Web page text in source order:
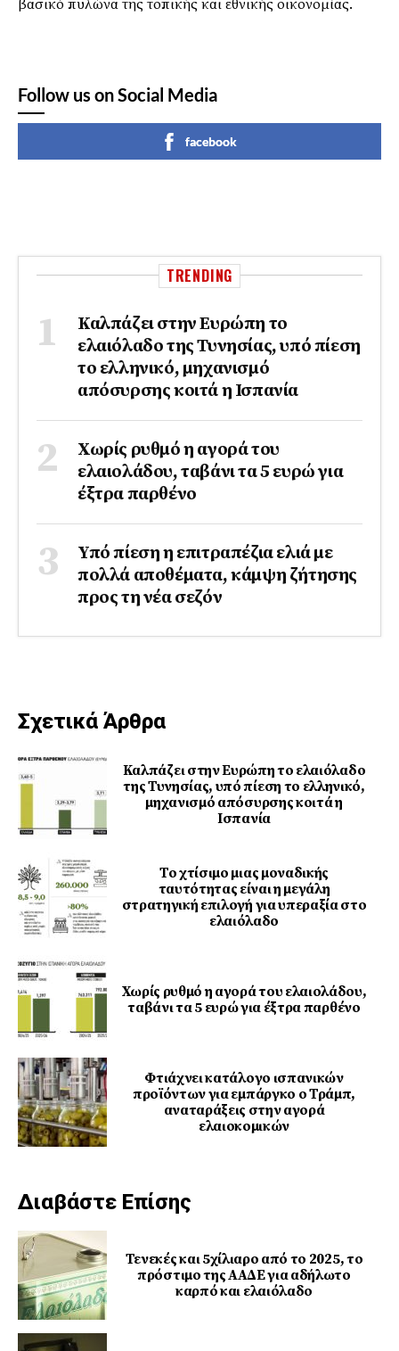
βασικό πυλώνα της τοπικής και εθνικής οικονομίας.
Follow us on Social Media
facebook
TRENDING
Καλπάζει στην Ευρώπη το
ελαιόλαδο της Τυνησίας, υπό πίεση
το ελληνικό, μηχανισμό
απόσυρσης κοιτά η Ισπανία
Χωρίς ρυθμό η αγορά του
ελαιολάδου, ταβάνι τα 5 ευρώ για
έξτρα παρθένο
Υπό πίεση η επιτραπέζια ελιά με
πολλά αποθέματα, κάμψη ζήτησης
προς τη νέα σεζόν
Σχετικά Άρθρα
Καλπάζει στην Ευρώπη το ελαιόλαδο
της Τυνησίας, υπό πίεση το ελληνικό,
μηχανισμό απόσυρσης κοιτά η
Ισπανία
Το χτίσιμο μιας μοναδικής
ταυτότητας είναι η μεγάλη
στρατηγική επιλογή για υπεραξία στο
ελαιόλαδο
Χωρίς ρυθμό η αγορά του ελαιολάδου,
ταβάνι τα 5 ευρώ για έξτρα παρθένο
Φτιάχνει κατάλογο ισπανικών
προϊόντων για εμπάργκο ο Τράμπ,
αναταράξεις στην αγορά
ελαιοκομικών
Διαβάστε Επίσης
Τενεκές και 5χίλιαρο από το 2025, το
πρόστιμο της ΑΑΔΕ για αδήλωτο
καρπό και ελαιόλαδο